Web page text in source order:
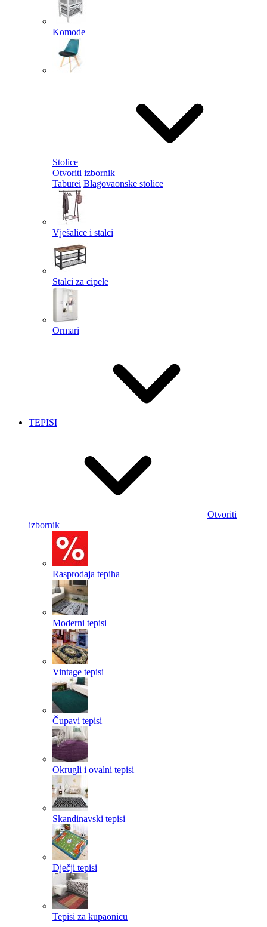
Komode
Stolice
Otvoriti izbornik
Taburei Blagovaonske stolice
Vješalice i stalci
Stalci za cipele
Ormari
TEPISI
Otvoriti
izbornik
Rasprodaja tepiha
Moderni tepisi
Vintage tepisi
Čupavi tepisi
Okrugli i ovalni tepisi
Skandinavski tepisi
Dječji tepisi
Tepisi za kupaonicu